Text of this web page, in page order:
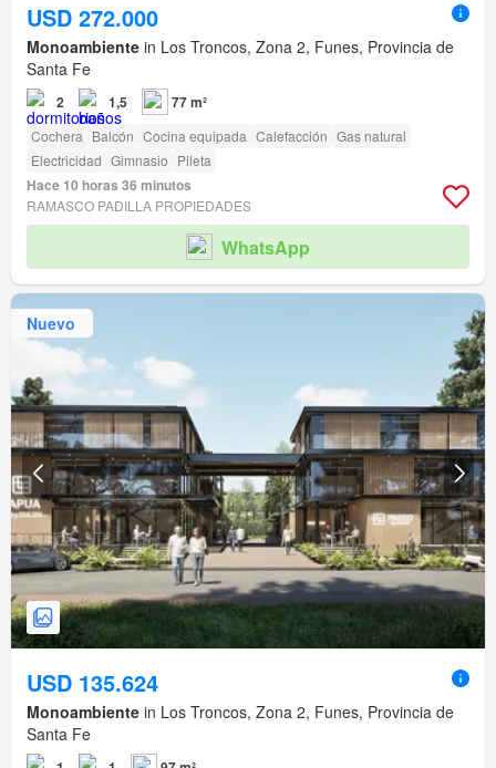
USD 272.000
Monoambiente in Los Troncos, Zona 2, Funes, Provincia de
Santa Fe
2 1,5 77 m²
Cochera Balcón Cocina equipada Calefacción Gas natural
Electricidad Gimnasio Pileta
Hace 10 horas 36 minutos
RAMASCO PADILLA PROPIEDADES
WhatsApp
Nuevo
USD 135.624
Monoambiente in Los Troncos, Zona 2, Funes, Provincia de
Santa Fe